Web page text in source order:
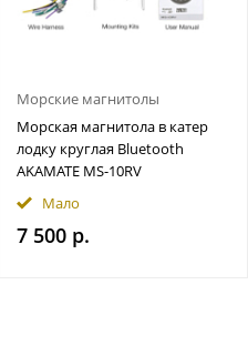
Морские магнитолы
Морская магнитола в катер
лодку круглая Bluetooth
AKAMATE MS-10RV
Мало
7 500 р.